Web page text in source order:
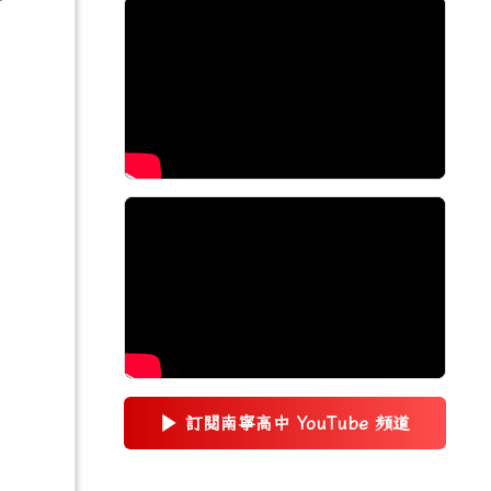
▶ 訂閱南寧高中 YouTube 頻道
(另開新視窗)